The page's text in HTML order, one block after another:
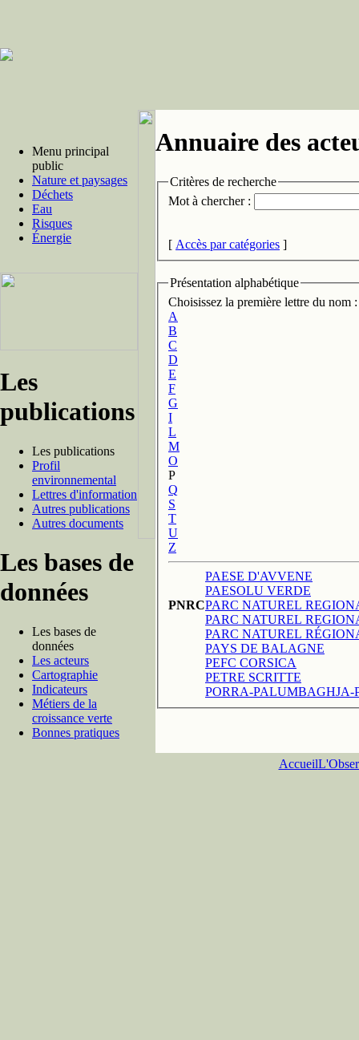
Menu principal
public
Nature et paysages
Déchets
Eau
Risques
Énergie
Les
publications
Les publications
Profil
environnemental
Lettres d'information
Autres publications
Autres documents
Les bases de
données
Les bases de
données
Les acteurs
Cartographie
Indicateurs
Métiers de la
croissance verte
Bonnes pratiques
Annuaire des
Critères de recherche
Mot à chercher :
[ Accès par catégories ]
Présentation alphabétique
Choisissez la première lettre du nom :
A
B
C
D
E
F
G
I
L
M
O
P
Q
S
T
U
Z
PAESE D'AVVENE
PAESOLU VERDE
PNRCPARC NATUREL
PARC NATUREL
PAYS DE BALAGNE
PEFC CORSICA
PETRE SCRITTE
PORRA-PALUMBAGHJA-
Accueil